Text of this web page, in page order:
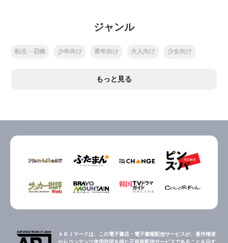
ジャンル
転生・召喚 少年向け 青年向け 大人向け 少女向け
もっと見る
ＡＢＪマークは、この電子書店・電子書籍配信サービスが、著作権者
からコンテンツ使用許諾を得た正規版配信サービスであることを示す